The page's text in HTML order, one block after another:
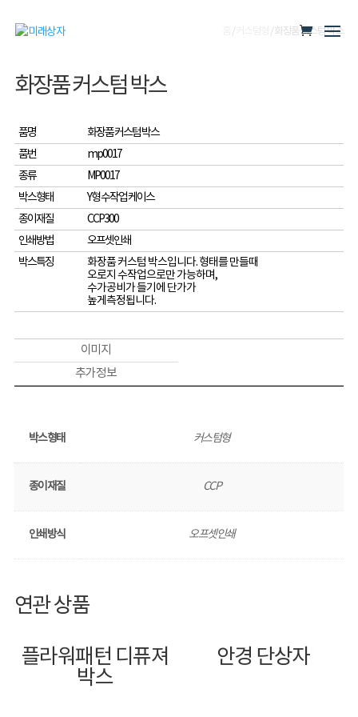
/ / 화장품 커스텀 박스
화장품 커스텀 박스
품명
화장품 커스텀 박스
품번
mp0017
종류
MP0017
박스형태
Y형 수작업 케이스
종이재질
CCP300
인쇄방법
오프셋인쇄
박스특징
화장품 커스텀 박스입니다. 형태를 만들때
오로지 수작업으로만 가능하며,
수가공비가 들기에 단가가
높게측정됩니다.
이미지
추가 정보
박스형태 커스텀형
종이재질 CCP
인쇄방식 오프셋인쇄
연관 상품
플라워패턴 디퓨져
박스
안경 단상자